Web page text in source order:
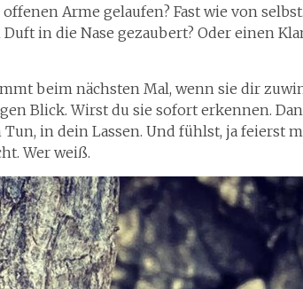
Arme gelaufen? Fast wie von selbst.
in die Nase gezaubert? Oder einen
beim nächsten Mal, wenn sie dir
Blick. Wirst du sie sofort erkennen.
in dein Lassen. Und fühlst, ja feierst
Wer weiß.